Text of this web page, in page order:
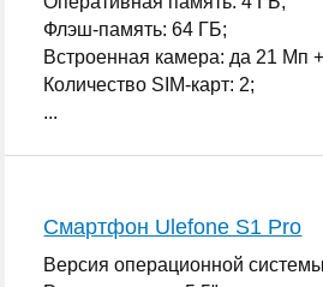
Флэш-память: 64 ГБ;
Встроенная камера: да 21 Мп
Количество SIM-карт: 2;
...
Смартфон Ulefone S1 Pro
Версия операционной